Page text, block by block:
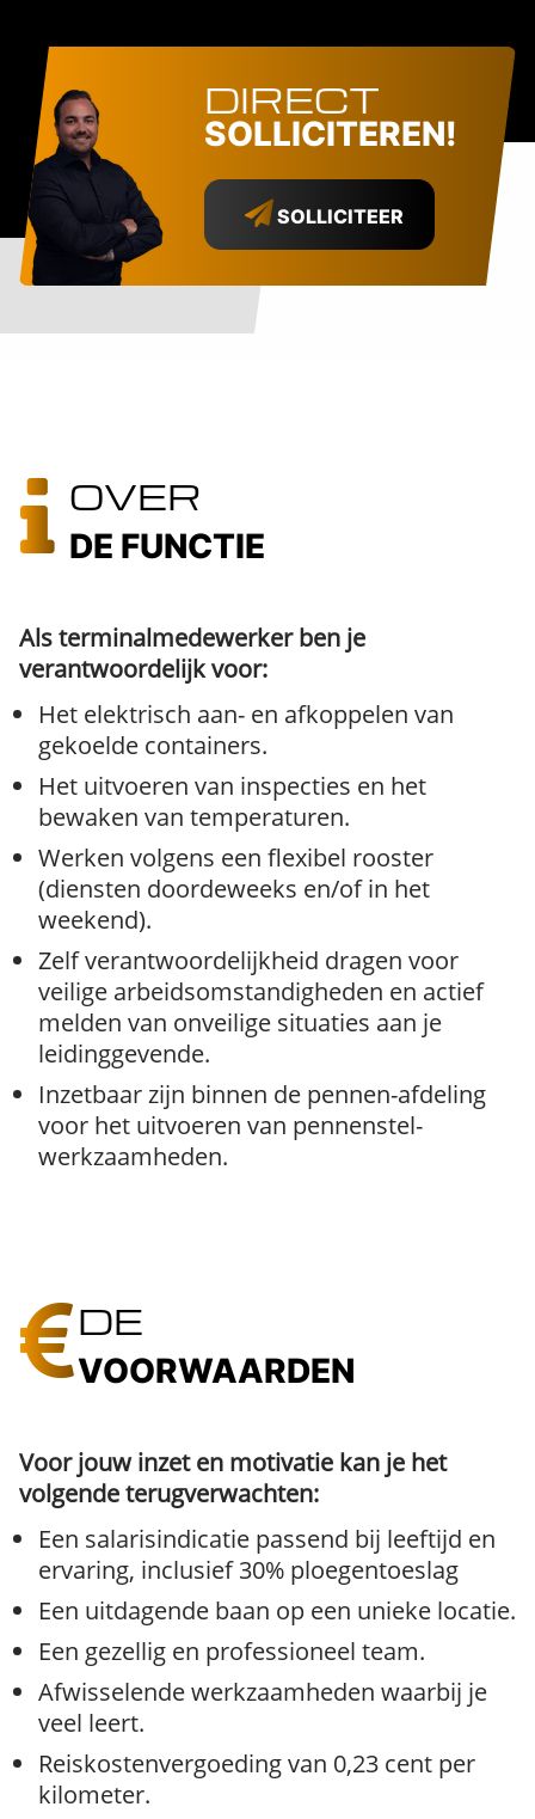
DIRECT
SOLLICITEREN!
SOLLICITEER
OVER
DE FUNCTIE
Als terminalmedewerker ben je
verantwoordelijk voor:
Het elektrisch aan- en afkoppelen van
gekoelde containers.
Het uitvoeren van inspecties en het
bewaken van temperaturen.
Werken volgens een flexibel rooster
(diensten doordeweeks en/of in het
weekend).
Zelf verantwoordelijkheid dragen voor
veilige arbeidsomstandigheden en actief
melden van onveilige situaties aan je
leidinggevende.
Inzetbaar zijn binnen de pennen-afdeling
voor het uitvoeren van pennenstel-
werkzaamheden.
DE
VOORWAARDEN
Voor jouw inzet en motivatie kan je het
volgende terugverwachten:
Een salarisindicatie passend bij leeftijd en
ervaring, inclusief 30% ploegentoeslag
Een uitdagende baan op een unieke locatie.
Een gezellig en professioneel team.
Afwisselende werkzaamheden waarbij je
veel leert.
Reiskostenvergoeding van 0,23 cent per
kilometer.